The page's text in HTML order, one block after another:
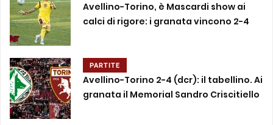
Avellino-Torino, è Mascardi show ai
calci di rigore: i granata vincono 2-4
PARTITE
Avellino-Torino 2-4 (dcr): il tabellino. Ai
granata il Memorial Sandro Criscitiello